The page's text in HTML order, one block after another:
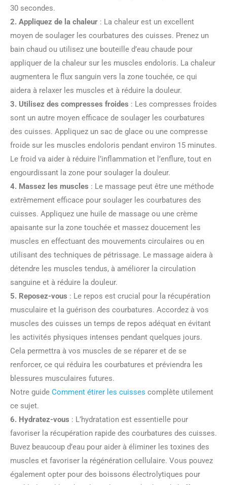
30 secondes.
2. Appliquez de la chaleur : La chaleur est un excellent
moyen de soulager les courbatures des cuisses. Prenez un
bain chaud ou utilisez une bouteille d’eau chaude pour
appliquer de la chaleur sur les muscles endoloris. La chaleur
augmentera le flux sanguin vers la zone touchée, ce qui
aidera à relaxer les muscles et à réduire la douleur.
3. Utilisez des compresses froides : Les compresses froides
sont un autre moyen efficace de soulager les courbatures
des cuisses. Appliquez un sac de glace ou une compresse
froide sur les muscles endoloris pendant environ 15 minutes.
Le froid va aider à réduire l’inflammation et l’enflure, tout en
engourdissant la zone pour soulager la douleur.
4. Massez les muscles : Le massage peut être une méthode
extrêmement efficace pour soulager les courbatures des
cuisses. Appliquez une huile de massage ou une crème
apaisante sur la zone touchée et massez doucement les
muscles en effectuant des mouvements circulaires ou en
utilisant des techniques de pétrissage. Le massage aidera à
détendre les muscles tendus, à améliorer la circulation
sanguine et à réduire la douleur.
5. Reposez-vous : Le repos est crucial pour la récupération
musculaire et la guérison des courbatures. Accordez à vos
muscles des cuisses un temps de repos adéquat en évitant
les activités physiques intenses pendant quelques jours.
Cela permettra à vos muscles de se réparer et de se
renforcer, ce qui réduira les courbatures et préviendra les
blessures musculaires futures.
Notre guide Comment étirer les cuisses complète utilement
ce sujet.
6. Hydratez-vous : L’hydratation est essentielle pour
favoriser la récupération rapide des courbatures des cuisses.
Buvez beaucoup d’eau pour aider à éliminer les toxines des
muscles et favoriser la régénération cellulaire. Vous pouvez
également opter pour des boissons électrolytiques pour